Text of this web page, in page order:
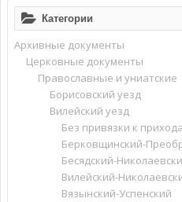
Категории
Архивные документы
Церковные документы
Православные и униатские
Борисовский уезд
Вилейский уезд
Без привязки к
Берковщинский-
Бесядский-
Вилейский-
Вязынский-Успенский